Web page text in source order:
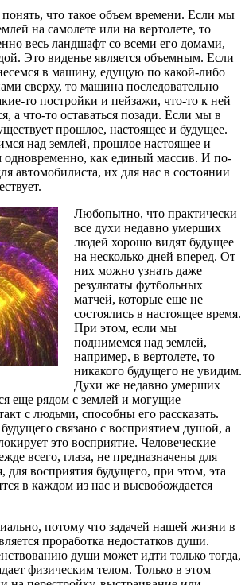
что такое объем времени. Если мы
на самолете или на вертолете, то
весь ландшафт со всеми его домами,
Это виденье является объемным. Если
в машину, едущую по какой-либо
сверху, то машина последовательно
то постройки и пейзажи, что-то к ней
а что-то оставаться позади. Если мы в
прошлое, настоящее и будущее.
над землей, прошлое настоящее и
как единый массив. И по-
автомобилиста, их для нас в состоянии
Любопытно, что практически
все духи недавно умерших
людей хорошо видят будущее
на несколько дней вперед. От
них можно узнать даже
результаты футбольных
матчей, которые еще не
состоялись в настоящее время.
При этом, если мы
поднимемся над землей,
например, в вертолете, то
никакого будущего не увидим.
Духи же недавно умерших
еще рядом с землей и могущие
с людьми, способны его рассказать.
связано с восприятием душой, а
это восприятие. Человеческие
всего, глаза, не предназначены для
для восприятия будущего, при этом, эта
в каждом из нас и высвобождается
потому что задачей нашей жизни в
проработка недостатков души.
души может идти только тогда,
физическим телом. Только в этом